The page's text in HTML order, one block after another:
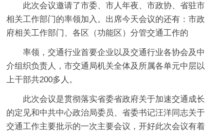
此次会议邀请了市委、市人年夜、市政协、省驻市
相关工作部门的率领加入。出席今天会议的还有：市政
府相关工作部门、各区（功能区）分管交通工作的
率领，交通行业首要企业以及交通行业各协会及中
介组织负责人，市交通局机关全体及所属各单元中层以
上干部共200多人。
此次会议是贯彻落实省委省政府关于加速交通成长
的定见和中共中心政治局委员、省委书记汪洋同志关于
交通工作主要批示的一次主要会议，开好此次会议有着